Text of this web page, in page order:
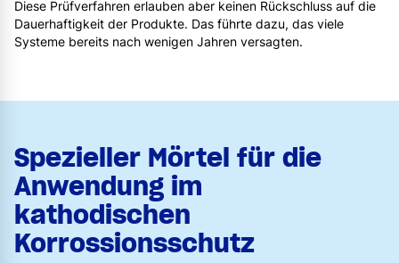
Diese Prüfverfahren erlauben aber keinen Rückschluss auf die
Dauerhaftigkeit der Produkte. Das führte dazu, das viele
Systeme bereits nach wenigen Jahren versagten.
Spezieller Mörtel für die
Anwendung im
kathodischen
Korrossionsschutz